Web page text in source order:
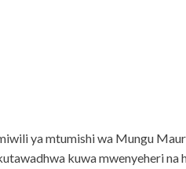
ya mtumishi wa Mungu
kuwa mwenyeheri